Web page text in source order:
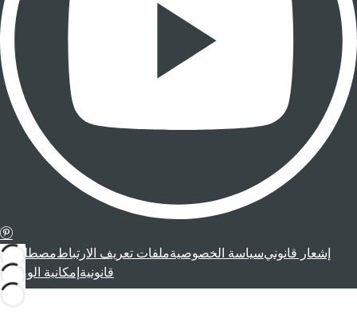
إشعار قانونيسياسة الخصوصيةملفات تعريف الارتباطمصطلحات
قانونية إمكانية الوصول